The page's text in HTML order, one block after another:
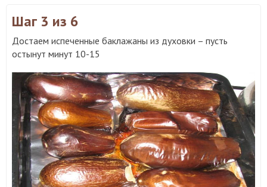
Шаг 3 из 6
Достаем испеченные баклажаны из духовки – пусть
остынут минут 10-15